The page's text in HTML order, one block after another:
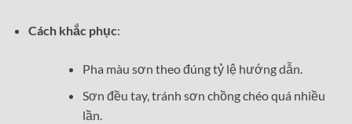
Cách khắc phục:
Pha màu sơn theo đúng tỷ lệ hướng dẫn.
Sơn đều tay, tránh sơn chồng chéo quá nhiều
lần.